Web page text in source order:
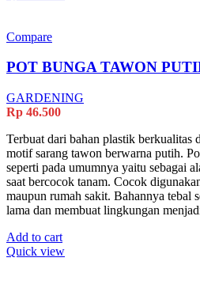
Compare
POT BUNGA TAWON
GARDENING
Rp 46.500
Terbuat dari bahan plastik berkualitas
motif sarang tawon berwarna putih.
seperti pada umumnya yaitu sebagai
saat bercocok tanam. Cocok
maupun rumah sakit. Bahannya tebal
lama dan membuat lingkungan
Add to cart
Quick view